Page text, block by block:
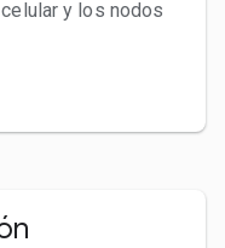
y los nodos